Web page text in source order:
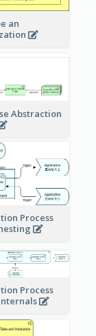
an
Abstraction
Process
Process